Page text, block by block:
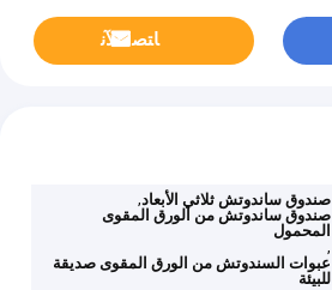
ﺎﺘﺼﻟ ﺍﻶﻧ
صندوق ساندوتش ثلاثي الأبعاد,
صندوق ساندوتش من الورق المقوى
المحمول
,
عبوات السندوتش من الورق المقوى صديقة
للبيئة